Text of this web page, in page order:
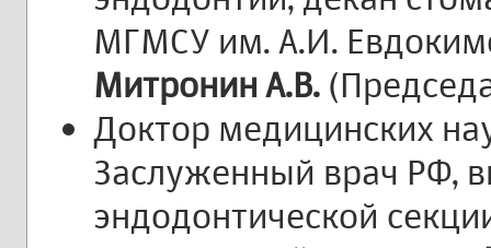
МГМСУ им. А.И.
Митронин А.В.
Доктор медицинских
Заслуженный врач РФ,
эндодонтической